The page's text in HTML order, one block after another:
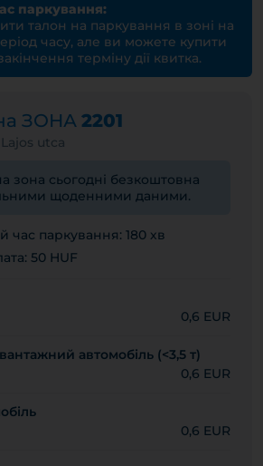
паркування:
талон на паркування в зоні на
часу, але ви можете купити
терміну дії квитка.
ЗОНА 2201
utca
зона сьогодні безкоштовна
щоденними даними.
час паркування: 180 хв
50 HUF
0,6 EUR
автомобіль (<3,5 т)
0,6 EUR
0,6 EUR